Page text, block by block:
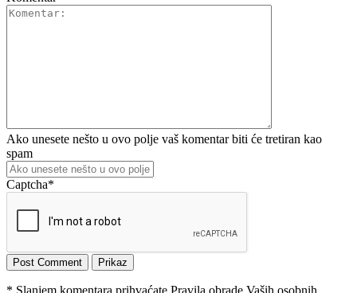
Ako unesete nešto u ovo polje vaš komentar biti će tretiran kao
spam
Captcha*
* Slanjem komentara prihvaćate Pravila obrade Vaših osobnih